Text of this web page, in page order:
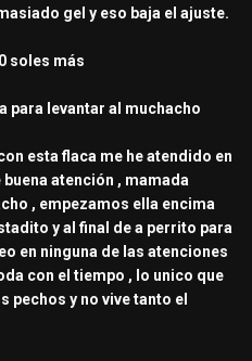
gel y eso baja el ajuste.
soles más
para levantar al muchacho
esta flaca me he atendido en
atención , mamada
, empezamos ella encima
y al final de a perrito para
en ninguna de las atenciones
con el tiempo , lo unico que
pechos y no vive tanto el